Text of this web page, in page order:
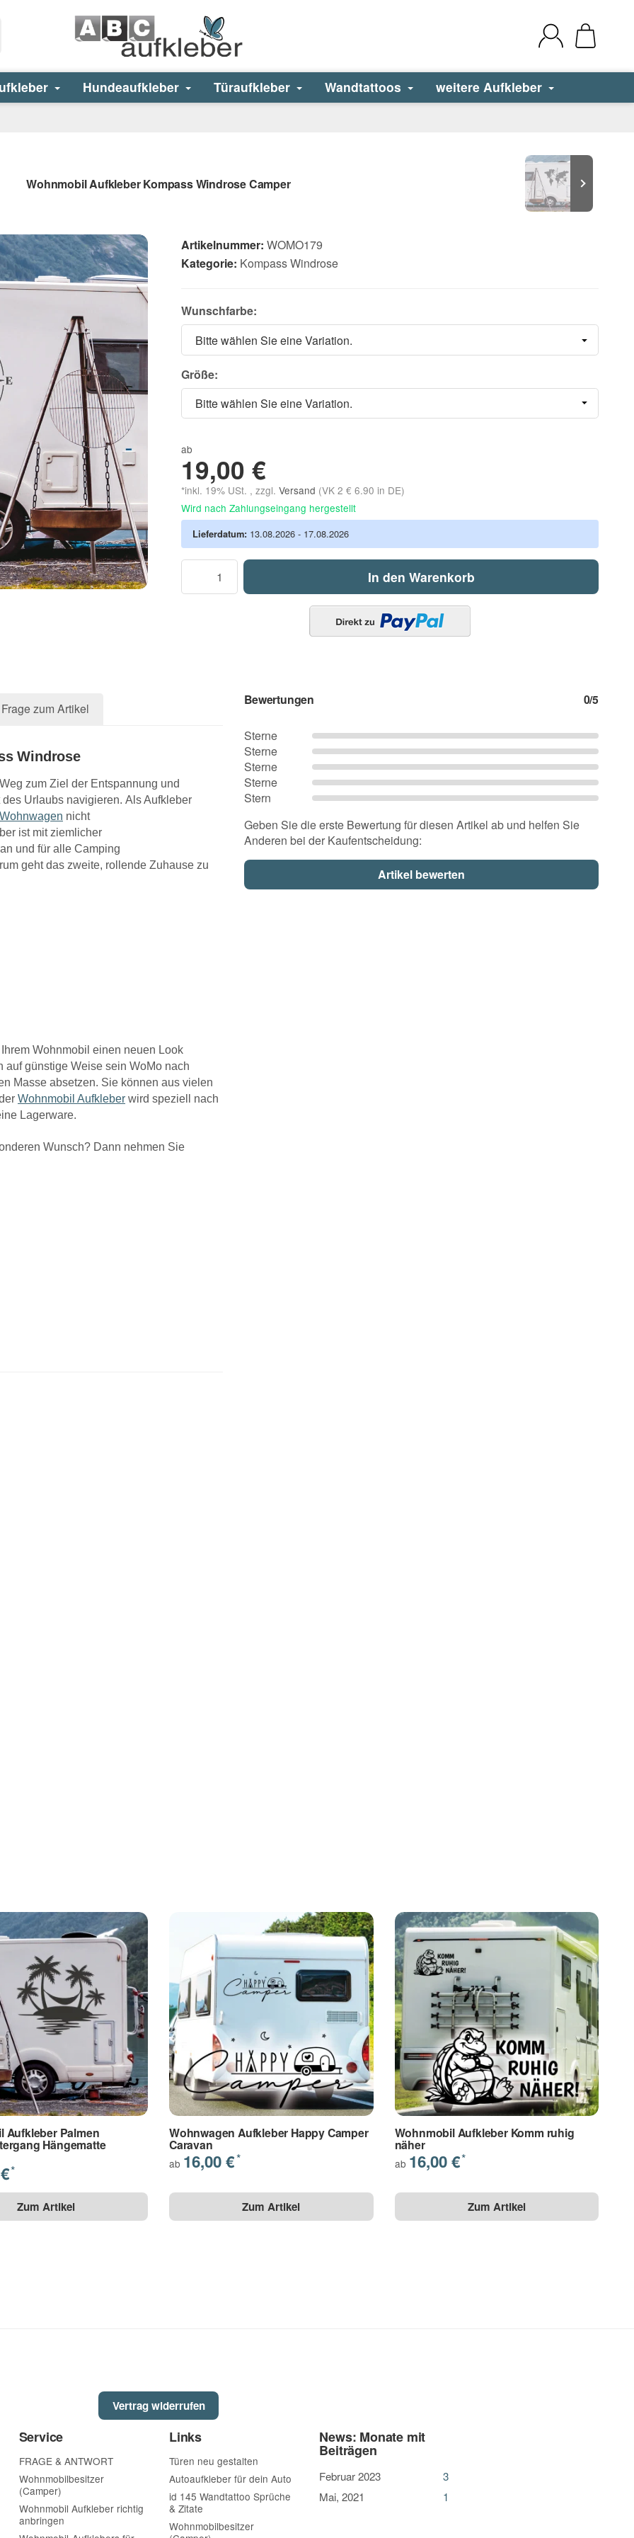
Hundeaufkleber Türaufkleber Wandtattoos weitere Aufkleber
Wohnmobil Aufkleber Kompass Windrose Camper
Artikelnummer: WOMO179
Kategorie: Kompass Windrose
Wunschfarbe:
Bitte wählen Sie eine Variation.
Größe:
Bitte wählen Sie eine Variation.
ab
19,00 €
*inkl. 19% USt. , zzgl. Versand (VK 2 € 6.90 in DE)
Wird nach Zahlungseingang hergestellt
Lieferdatum: 13.08.2026 - 17.08.2026
In den Warenkorb
Frage zum Artikel
Windrose
zum Ziel der Entspannung und
Urlaubs navigieren. Als Aufkleber
Wohnwagen nicht
ist mit ziemlicher
und für alle Camping
geht das zweite, rollende Zuhause zu
Wohnmobil einen neuen Look
auf günstige Weise sein WoMo nach
Masse absetzen. Sie können aus vielen
Wohnmobil Aufkleber wird speziell nach
Lagerware.
Wunsch? Dann nehmen Sie
von den Folienfarben
seinen Vorgaben ( Farbe, Größe etc. )
Lesen)
Bewertungen 0/5
Sterne
Sterne
Sterne
Sterne
Stern
Geben Sie die erste Bewertung für diesen Artikel ab und helfen Sie
Anderen bei der Kaufentscheidung:
Aufkleber Palmen
Hängematte
€*
Zum Artikel
Wohnwagen Aufkleber Happy Camper
Caravan
ab 16,00 €*
Zum Artikel
Wohnmobil Aufkleber Komm ruhig
näher
ab 16,00 €*
Zum Artikel
Vertrag widerrufen
Service
FRAGE & ANTWORT
Wohnmobilbesitzer
(Camper)
Wohnmobil Aufkleber richtig
anbringen
Links
Türen neu gestalten
Autoaufkleber für dein Auto
id 145 Wandtattoo Sprüche
& Zitate
Wohnmobilbesitzer
News: Monate mit
Beiträgen
Februar 2023
3
Mai, 2021
1